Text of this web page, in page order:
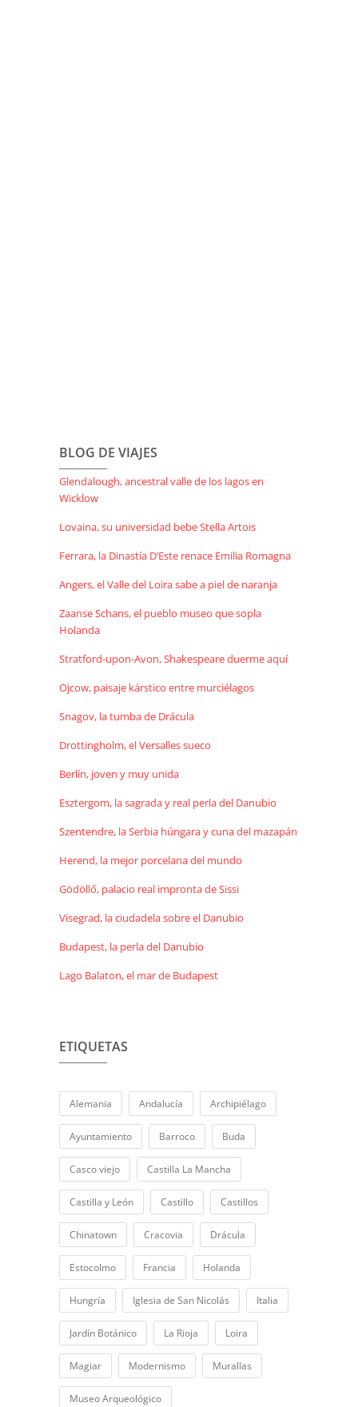
BLOG DE VIAJES
Glendalough, ancestral valle de los lagos en
Wicklow
Lovaina, su universidad bebe Stella Artois
Ferrara, la Dinastía D’Este renace Emilia Romagna
Angers, el Valle del Loira sabe a piel de naranja
Zaanse Schans, el pueblo museo que sopla
Holanda
Stratford-upon-Avon, Shakespeare duerme aquí
Ojcow, paisaje kárstico entre murciélagos
Snagov, la tumba de Drácula
Drottingholm, el Versalles sueco
Berlín, joven y muy unida
Esztergom, la sagrada y real perla del Danubio
Szentendre, la Serbia húngara y cuna del mazapán
Herend, la mejor porcelana del mundo
Gödöllő, palacio real impronta de Sissi
Visegrad, la ciudadela sobre el Danubio
Budapest, la perla del Danubio
Lago Balaton, el mar de Budapest
ETIQUETAS
Alemania Andalucía Archipiélago
Ayuntamiento Barroco Buda
Casco viejo Castilla La Mancha
Castilla y León Castillo Castillos
Chinatown Cracovia Drácula
Estocolmo Francia Holanda
Hungría Iglesia de San Nicolás Italia
Jardín Botánico La Rioja Loira
Magiar Modernismo Murallas
Museo Arqueológico